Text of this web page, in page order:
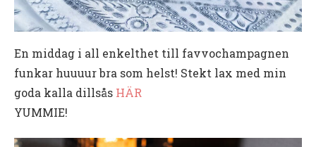
En middag i all enkelthet till favvochampagnen
funkar huuuur bra som helst! Stekt lax med min
goda kalla dillsås HÄR
YUMMIE!